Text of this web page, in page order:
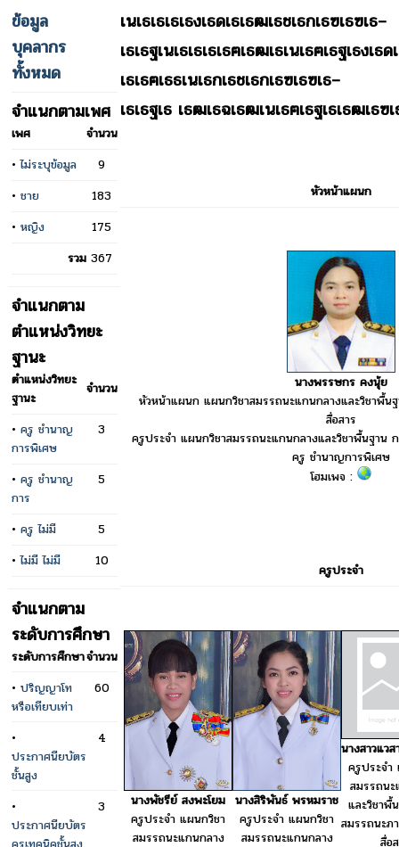
ข้อมูล
บุคลากร
ทั้งหมด
จำแนกตามเพศ
เพศ
จำนวน
•ไม่ระบุข้อมูล
9
• ชาย
183
• หญิง
175
รวม 367
จำแนกตาม
ตำแหน่งวิทยะ
ฐานะ
ตำแหน่งวิทยะ
ฐานะ
จำนวน
• ครู ชำนาญ
การพิเศษ
3
• ครู ชำนาญ
การ
5
• ครู ไม่มี
5
•ไม่มี ไม่มี 10
จำแนกตาม
ระดับการศึกษา
ระดับการศึกษาจำนวน
• ปริญญาโท
หรือเทียบเท่า
60
•
ประกาศนียบัตร
ชั้นสูง
4
•
ประกาศนียบัตร
3
เนเธเธเธเธงเธดเธเธฒเธชเธกเธฃเธฃเธ–
เธเธฐเนเธเธเธเธฅเธฒเธเนเธฅเธฐเธงเธด
เธเธฅเธธเนเธกเธชเธกเธฃเธฃเธ–
เธเธฐเธ เธฒเธฉเธฒเนเธฅเธฐเธเธฒเธ
หัวหน้าแผนก
นางพรรษกร คงนุ้ย
หัวหน้าแผนก แผนกวิชาสมรรถนะแกนกลางและวิชาพื้น
สื่อสาร
ครูประจำ แผนกวิชาสมรรถนะแกนกลางและวิชาพื้นฐาน
ครู ชำนาญการพิเศษ
โฮมเพจ :
ครูประจำ
นางพัชรีย์ สงพะโยม
ครูประจำ แผนกวิชา
สมรรถนะแกนกลาง
นางสิริพันธ์ พรหมราช
ครูประจำ แผนกวิชา
สมรรถนะแกนกลาง
นางสาวแว
ครูประจำ
สมรรถน
และวิชาพื้
สมรรถนะภ
สื่อ